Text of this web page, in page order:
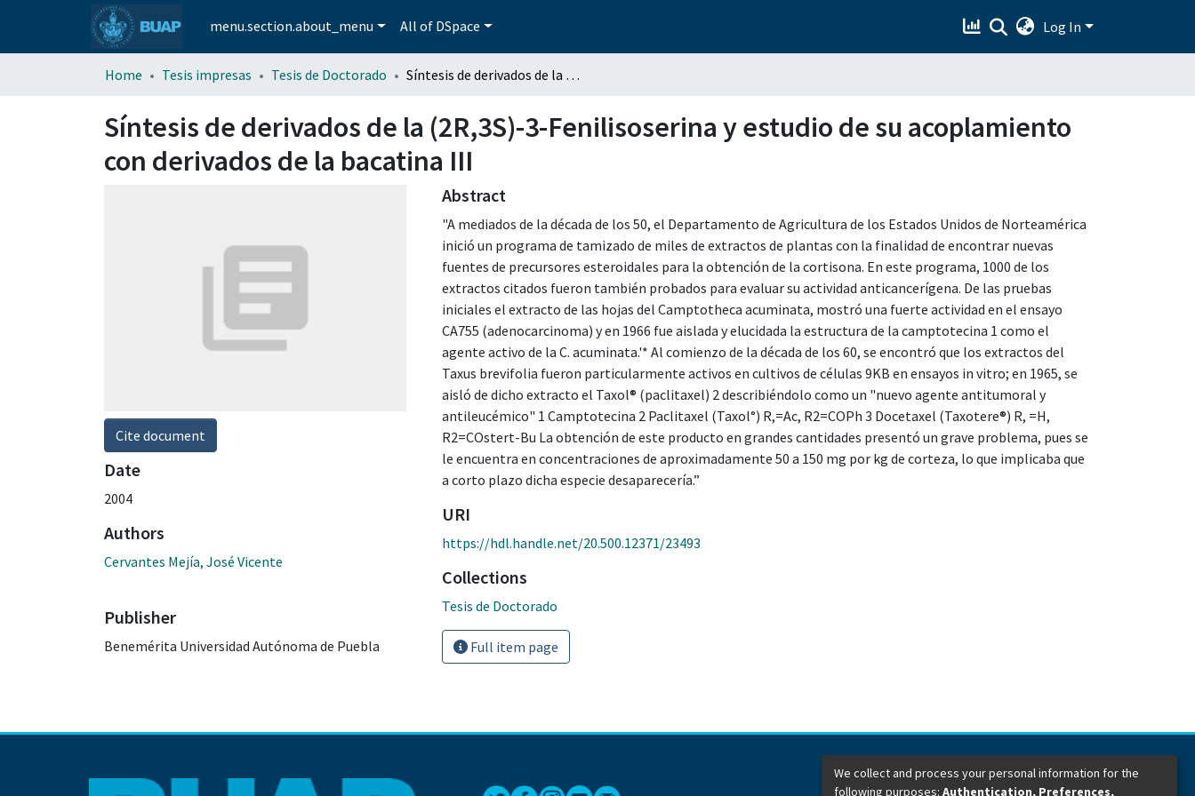
menu.section.about_menu All of DSpace Log In
Home Tesis impresas Tesis de Doctorado Síntesis de derivados de la (2R,3S)-3-Fenilisoserina y estudio de su acoplamiento con derivados de la bacatina III
Síntesis de derivados de la (2R,3S)-3-Fenilisoserina y estudio de su acoplamiento
con derivados de la bacatina III
Cite document
Date
2004
Authors
Cervantes Mejía, José Vicente
Publisher
Benemérita Universidad Autónoma de Puebla
Abstract
"A mediados de la década de los 50, el Departamento de Agricultura de los Estados Unidos de Norteamérica
inició un programa de tamizado de miles de extractos de plantas con la finalidad de encontrar nuevas
fuentes de precursores esteroidales para la obtención de la cortisona. En este programa, 1000 de los
extractos citados fueron también probados para evaluar su actividad anticancerígena. De las pruebas
iniciales el extracto de las hojas del Camptotheca acuminata, mostró una fuerte actividad en el ensayo
CA755 (adenocarcinoma) y en 1966 fue aislada y elucidada la estructura de la camptotecina 1 como el
agente activo de la C. acuminata.'* Al comienzo de la década de los 60, se encontró que los extractos del
Taxus brevifolia fueron particularmente activos en cultivos de células 9KB en ensayos in vitro; en 1965, se
aisló de dicho extracto el Taxol® (paclitaxel) 2 describiéndolo como un "nuevo agente antitumoral y
antileucémico" 1 Camptotecina 2 Paclitaxel (Taxol°) R,=Ac, R2=COPh 3 Docetaxel (Taxotere®) R, =H,
R2=COstert-Bu La obtención de este producto en grandes cantidades presentó un grave problema, pues se
le encuentra en concentraciones de aproximadamente 50 a 150 mg por kg de corteza, lo que implicaba que
a corto plazo dicha especie desaparecería.”
URI
https://hdl.handle.net/20.500.12371/23493
Collections
Tesis de Doctorado
Full item page
Dirección General de Bibliotecas
We collect and process your personal information for the
following purposes: Authentication, Preferences,